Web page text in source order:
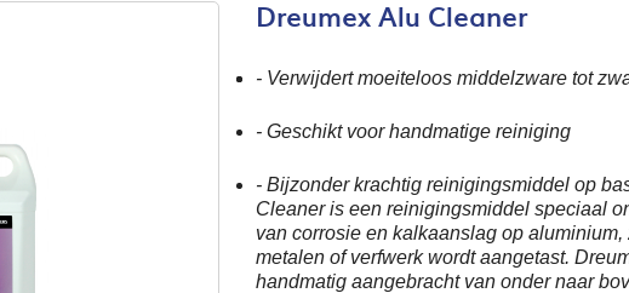
Dreumex Alu Cleaner
- Verwijdert moeiteloos middelzware tot
- Geschikt voor handmatige reiniging
- Bijzonder krachtig reinigingsmiddel op
Cleaner is een reinigingsmiddel speciaal
van corrosie en kalkaanslag op
metalen of verfwerk wordt aangetast.
handmatig aangebracht van onder naar